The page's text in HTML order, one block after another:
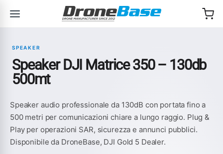
SPEAKER
Speaker DJI Matrice 350 – 130db
500mt
Speaker audio professionale da 130dB con portata fino a
500 metri per comunicazioni chiare a lungo raggio. Plug &
Play per operazioni SAR, sicurezza e annunci pubblici.
Disponibile da DroneBase, DJI Gold 5 Dealer.